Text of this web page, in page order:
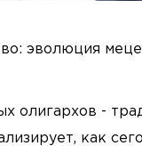
эволюция
олигархов -
как